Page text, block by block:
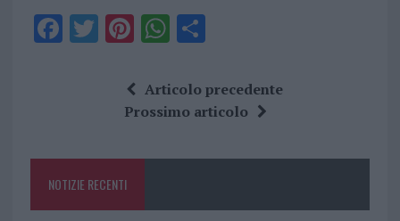
F
o
k
T Pi
te
re
W
at
s
p
S
a
re
Articolo precedente
Prossimo articolo
NOTIZIE RECENTI